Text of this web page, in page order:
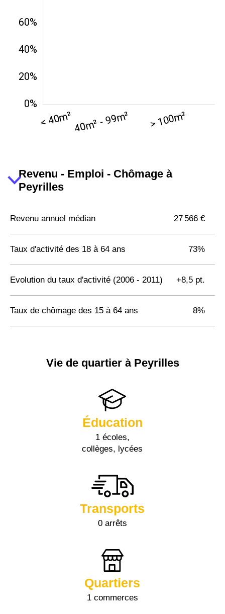
Revenu - Emploi - Chômage à
Peyrilles
Revenu annuel médian 27 566 €
Taux d'activité des 18 à 64 ans 73%
Evolution du taux d'activité (2006 - 2011) +8,5 pt.
Taux de chômage des 15 à 64 ans 8%
Vie de quartier à Peyrilles
Éducation
1 écoles,
collèges, lycées
Transports
0 arrêts
Quartiers
1 commerces